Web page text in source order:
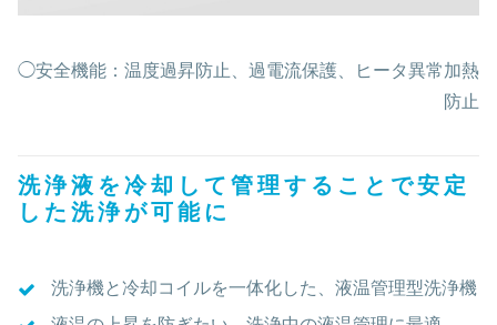
◯安全機能：温度過昇防止、過電流保護、ヒータ異常加熱
防止
洗浄液を冷却して管理することで安定
した洗浄が可能に
洗浄機と冷却コイルを一体化した、液温管理型洗浄機